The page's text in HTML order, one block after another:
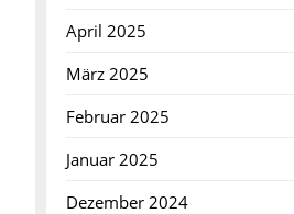
April 2025
März 2025
Februar 2025
Januar 2025
Dezember 2024